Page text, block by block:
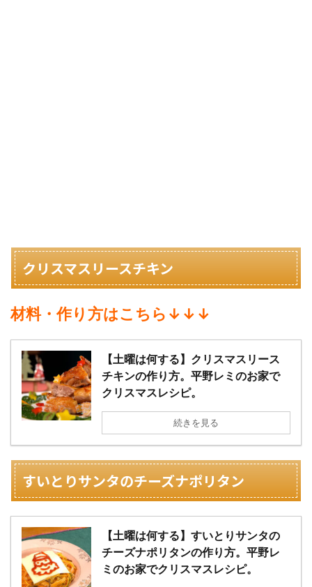
クリスマスリースチキン
材料・作り方はこちら↓↓↓
【土曜は何する】クリスマスリース
チキンの作り方。平野レミのお家で
クリスマスレシピ。
続きを見る
すいとりサンタのチーズナポリタン
【土曜は何する】すいとりサンタの
チーズナポリタンの作り方。平野レ
ミのお家でクリスマスレシピ。